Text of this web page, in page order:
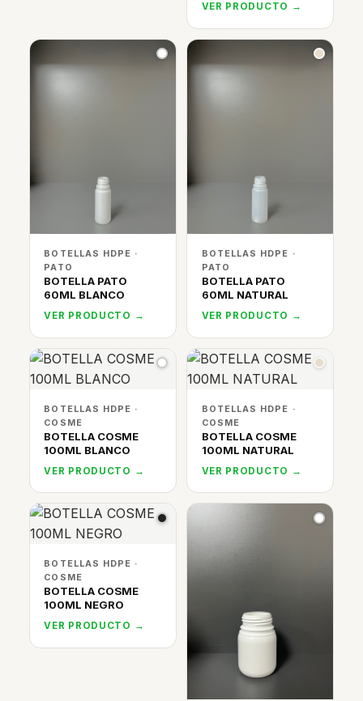
VER PRODUCTO →
BOTELLAS HDPE ·
PATO
BOTELLA PATO
60ML BLANCO
VER PRODUCTO →
BOTELLAS HDPE ·
PATO
BOTELLA PATO
60ML NATURAL
VER PRODUCTO →
BOTELLAS HDPE ·
COSME
BOTELLA COSME
100ML BLANCO
VER PRODUCTO →
BOTELLAS HDPE ·
COSME
BOTELLA COSME
100ML NATURAL
VER PRODUCTO →
BOTELLAS HDPE ·
COSME
BOTELLA COSME
100ML NEGRO
VER PRODUCTO →